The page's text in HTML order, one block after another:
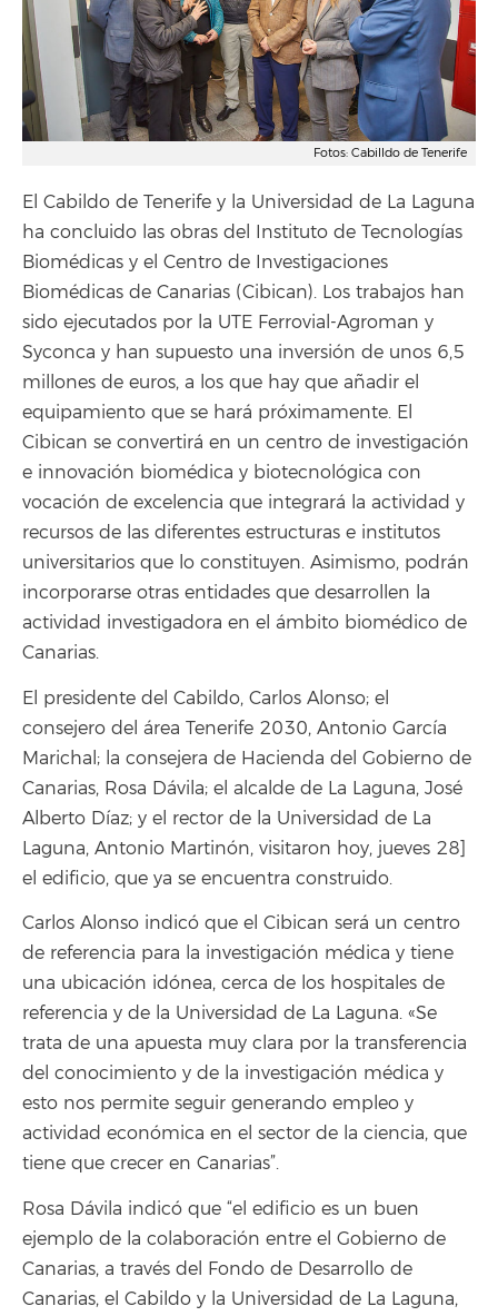
Fotos: Cabilldo de Tenerife
El Cabildo de Tenerife y la Universidad de La Laguna
ha concluido las obras del Instituto de Tecnologías
Biomédicas y el Centro de Investigaciones
Biomédicas de Canarias (Cibican). Los trabajos han
sido ejecutados por la UTE Ferrovial-Agroman y
Syconca y han supuesto una inversión de unos 6,5
millones de euros, a los que hay que añadir el
equipamiento que se hará próximamente. El
Cibican se convertirá en un centro de investigación
e innovación biomédica y biotecnológica con
vocación de excelencia que integrará la actividad y
recursos de las diferentes estructuras e institutos
universitarios que lo constituyen. Asimismo, podrán
incorporarse otras entidades que desarrollen la
actividad investigadora en el ámbito biomédico de
Canarias.
El presidente del Cabildo, Carlos Alonso; el
consejero del área Tenerife 2030, Antonio García
Marichal; la consejera de Hacienda del Gobierno de
Canarias, Rosa Dávila; el alcalde de La Laguna, José
Alberto Díaz; y el rector de la Universidad de La
Laguna, Antonio Martinón, visitaron hoy, jueves 28]
el edificio, que ya se encuentra construido.
Carlos Alonso indicó que el Cibican será un centro
de referencia para la investigación médica y tiene
una ubicación idónea, cerca de los hospitales de
referencia y de la Universidad de La Laguna. «Se
trata de una apuesta muy clara por la transferencia
del conocimiento y de la investigación médica y
esto nos permite seguir generando empleo y
actividad económica en el sector de la ciencia, que
tiene que crecer en Canarias”.
Rosa Dávila indicó que “el edificio es un buen
ejemplo de la colaboración entre el Gobierno de
Canarias, a través del Fondo de Desarrollo de
Canarias, el Cabildo y la Universidad de La Laguna,